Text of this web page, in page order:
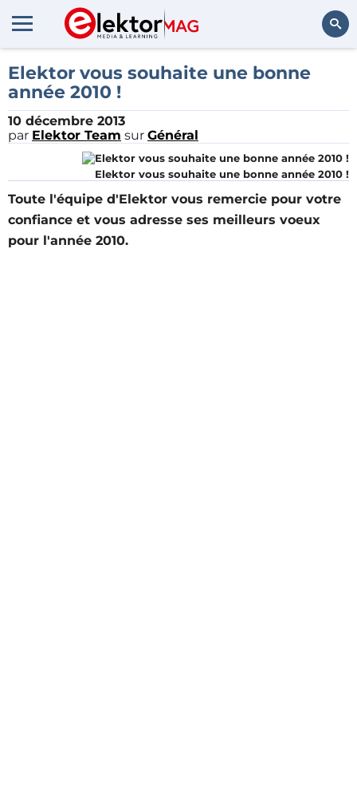
Rechercher
Elektor vous souhaite une bonne
année 2010 !
10 décembre 2013
par Elektor Team sur Général
Elektor vous souhaite une bonne année 2010 !
Toute l'équipe d'Elektor vous remercie pour votre
confiance et vous adresse ses meilleurs voeux
pour l'année 2010.